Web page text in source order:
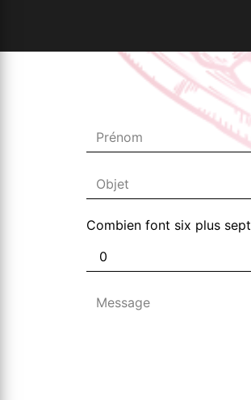
Combien font six plus sept